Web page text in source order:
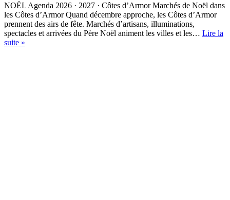
NOËL Agenda 2026 · 2027 · Côtes d’Armor Marchés de Noël dans
les Côtes d’Armor Quand décembre approche, les Côtes d’Armor
prennent des airs de fête. Marchés d’artisans, illuminations,
spectacles et arrivées du Père Noël animent les villes et les… Lire la
suite »